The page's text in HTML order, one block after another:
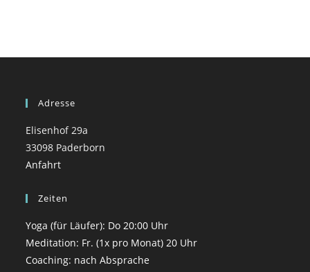
Adresse
Elisenhof 29a
33098 Paderborn
Anfahrt
Zeiten
Yoga (für Läufer): Do 20:00 Uhr
Meditation: Fr. (1x pro Monat) 20 Uhr
Coaching: nach Absprache